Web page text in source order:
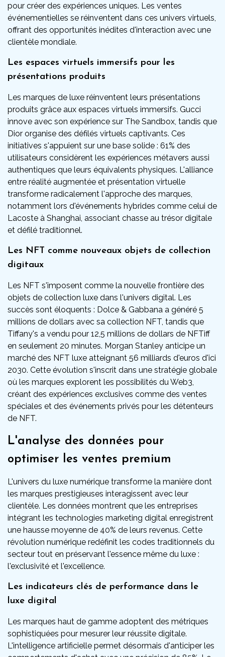
pour créer des expériences uniques. Les ventes
événementielles se réinventent dans ces univers virtuels,
offrant des opportunités inédites d'interaction avec une
clientèle mondiale.
Les espaces virtuels immersifs pour les
présentations produits
Les marques de luxe réinventent leurs présentations
produits grâce aux espaces virtuels immersifs. Gucci
innove avec son expérience sur The Sandbox, tandis que
Dior organise des défilés virtuels captivants. Ces
initiatives s'appuient sur une base solide : 61% des
utilisateurs considèrent les expériences métavers aussi
authentiques que leurs équivalents physiques. L'alliance
entre réalité augmentée et présentation virtuelle
transforme radicalement l'approche des marques,
notamment lors d'événements hybrides comme celui de
Lacoste à Shanghai, associant chasse au trésor digitale
et défilé traditionnel.
Les NFT comme nouveaux objets de collection
digitaux
Les NFT s'imposent comme la nouvelle frontière des
objets de collection luxe dans l'univers digital. Les
succès sont éloquents : Dolce & Gabbana a généré 5
millions de dollars avec sa collection NFT, tandis que
Tiffany's a vendu pour 12,5 millions de dollars de NFTiff
en seulement 20 minutes. Morgan Stanley anticipe un
marché des NFT luxe atteignant 56 milliards d'euros d'ici
2030. Cette évolution s'inscrit dans une stratégie globale
où les marques explorent les possibilités du Web3,
créant des expériences exclusives comme des ventes
spéciales et des événements privés pour les détenteurs
de NFT.
L'analyse des données pour
optimiser les ventes premium
L'univers du luxe numérique transforme la manière dont
les marques prestigieuses interagissent avec leur
clientèle. Les données montrent que les entreprises
intégrant les technologies marketing digital enregistrent
une hausse moyenne de 40% de leurs revenus. Cette
révolution numérique redéfinit les codes traditionnels du
secteur tout en préservant l'essence même du luxe :
l'exclusivité et l'excellence.
Les indicateurs clés de performance dans le
luxe digital
Les marques haut de gamme adoptent des métriques
sophistiquées pour mesurer leur réussite digitale.
L'intelligence artificielle permet désormais d'anticiper les